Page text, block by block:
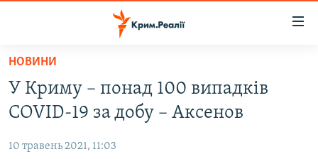
Перейти
основного
матеріалу
до
ВОДА.КРИМ
ПОЛІТИКА
НОВИНИ
У Криму – понад 100 випадків
COVID-19 за добу – Аксенов
10 травень 2021, 11:03